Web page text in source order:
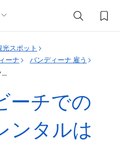
光スポット
ーナ
バンディーナ 雇う
シドニービーチでのカヤックレンタルはブンディーナカヤックスで。
ーチでの
ンタルは